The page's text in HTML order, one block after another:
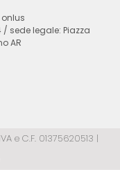
/ sede legale: Piazza
AR
e C.F. 01375620513 |